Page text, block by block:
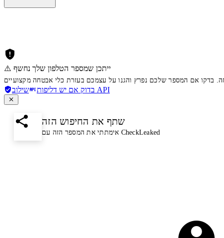
⚠️ ייתכן שמספר הטלפון שלך נחשף
בדוק אם יש דליפות שילוב API
שתף את החיפוש הזה
אימתתי את המספר הזה עם CheckLeaked